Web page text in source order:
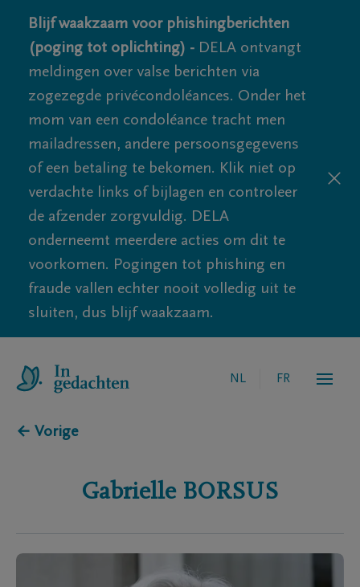
Blijf waakzaam voor phishingberichten
(poging tot oplichting) - DELA ontvangt
meldingen over valse berichten via
zogezegde privécondoléances. Onder het
mom van een condoléance tracht men
mailadressen, andere persoonsgegevens
of een betaling te bekomen. Klik niet op
verdachte links of bijlagen en controleer
de afzender zorgvuldig. DELA
onderneemt meerdere acties om dit te
voorkomen. Pogingen tot phishing en
fraude vallen echter nooit volledig uit te
sluiten, dus blijf waakzaam.
NL FR
← Vorige
Gabrielle BORSUS